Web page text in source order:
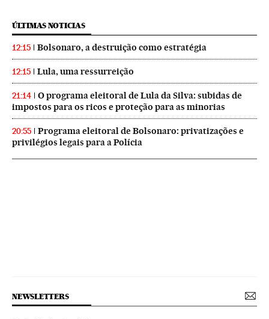
ÚLTIMAS NOTICIAS
12:15 Bolsonaro, a destruição como estratégia
12:15 Lula, uma ressurreição
21:14
O programa eleitoral de Lula da Silva: subidas de
impostos para os ricos e proteção para as minorias
20:55
Programa eleitoral de Bolsonaro: privatizações e
privilégios legais para a Polícia
NEWSLETTERS